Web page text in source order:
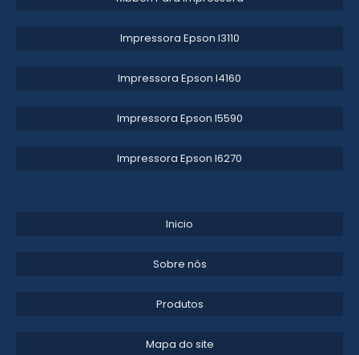
LAMINA RASPADORA DOCTOR BLADE
SISTEMA DOCTOR BLADE
CONE REDUTOR TORNO
VISCOSIMETRO AUTOMATICO
Impressora Epson l3110​
Impressora Epson l4160​
Impressora Epson l5590​
Impressora Epson l6270​
Inicio
Sobre nós
Produtos
Mapa do site